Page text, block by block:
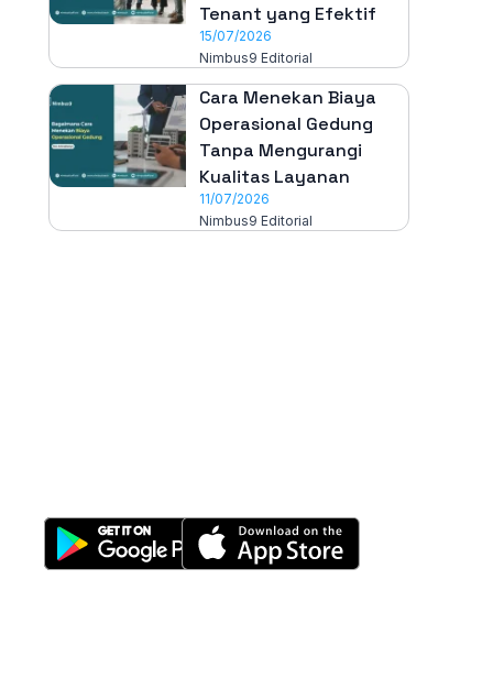
Tenant yang Efektif
15/07/2026
Nimbus9 Editorial
Cara Menekan Biaya
Operasional Gedung
Tanpa Mengurangi
Kualitas Layanan
11/07/2026
Nimbus9 Editorial